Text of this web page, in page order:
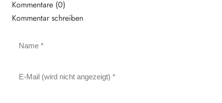
Kommentare (0)
Kommentar schreiben